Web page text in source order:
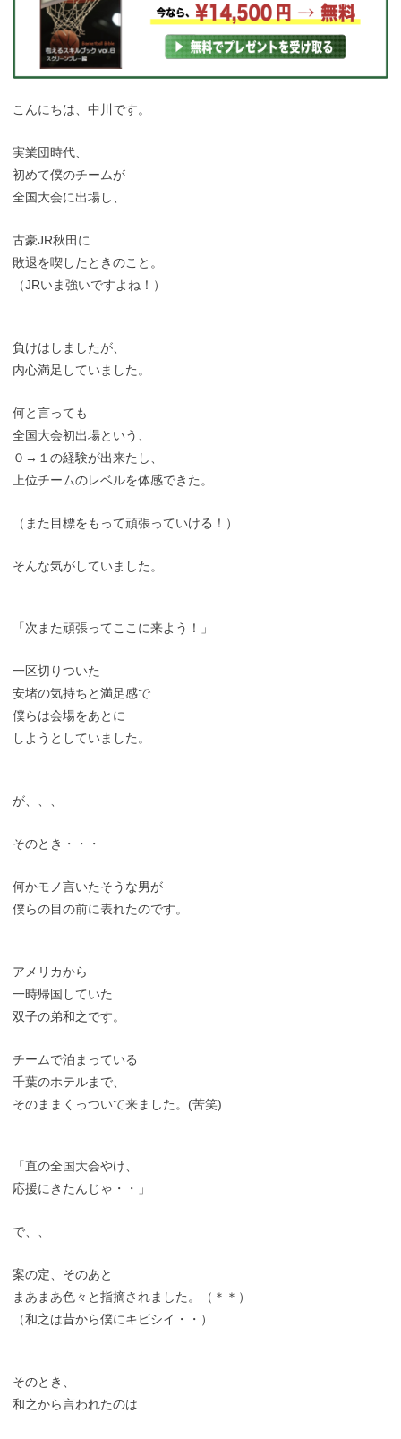
こんにちは、中川です。
実業団時代、
初めて僕のチームが
全国大会に出場し、
古豪JR秋田に
敗退を喫したときのこと。
（JRいま強いですよね！）
負けはしましたが、
内心満足していました。
何と言っても
全国大会初出場という、
０→１の経験が出来たし、
上位チームのレベルを体感できた。
（また目標をもって頑張っていける！）
そんな気がしていました。
「次また頑張ってここに来よう！」
一区切りついた
安堵の気持ちと満足感で
僕らは会場をあとに
しようとしていました。
が、、、
そのとき・・・
何かモノ言いたそうな男が
僕らの目の前に表れたのです。
アメリカから
一時帰国していた
双子の弟和之です。
チームで泊まっている
千葉のホテルまで、
そのままくっついて来ました。(苦笑)
「直の全国大会やけ、
応援にきたんじゃ・・」
で、、
案の定、そのあと
まあまあ色々と指摘されました。（＊＊）
（和之は昔から僕にキビシイ・・）
そのとき、
和之から言われたのは